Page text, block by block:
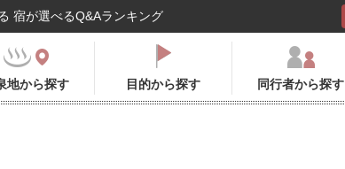
宿が選べるQ&Aランキング
地から探す 目的から探す 同行者から探す